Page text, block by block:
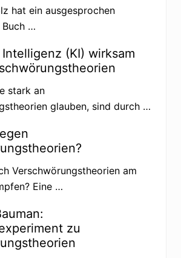
hat ein ausgesprochen
Buch …
(KI) wirksam
stark an
glauben, sind durch …
Verschwörungstheorien am
Eine …
zu